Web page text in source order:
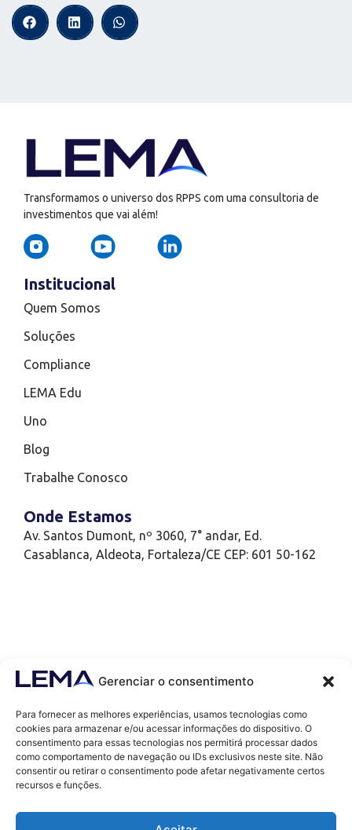
Gerenciar o consentimento
Para fornecer as melhores experiências, usamos tecnologias como
cookies para armazenar e/ou acessar informações do dispositivo. O
consentimento para essas tecnologias nos permitirá processar dados
como comportamento de navegação ou IDs exclusivos neste site. Não
consentir ou retirar o consentimento pode afetar negativamente certos
recursos e funções.
Transformamos o universo dos RPPS com uma consultoria de
investimentos que vai além!
Institucional
Quem Somos
Soluções
Compliance
LEMA Edu
Uno
Blog
Trabalhe Conosco
Onde Estamos
Av. Santos Dumont, nº 3060, 7° andar, Ed.
Casablanca, Aldeota, Fortaleza/CE CEP: 601 50-162
Contatos
contato@lemaef.com.br
(85) 99868-3664